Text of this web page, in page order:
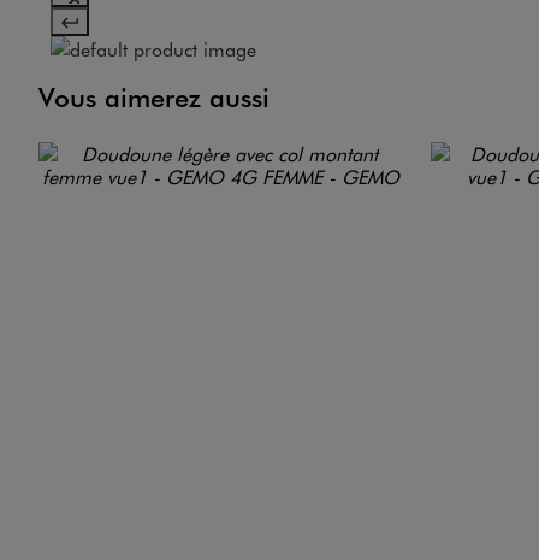
Vous aimerez aussi